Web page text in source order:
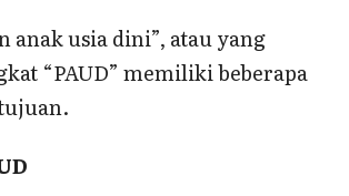
anak usia dini”, atau yang
“PAUD” memiliki beberapa